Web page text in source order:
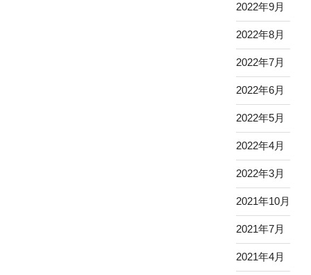
2022年9月
2022年8月
2022年7月
2022年6月
2022年5月
2022年4月
2022年3月
2021年10月
2021年7月
2021年4月